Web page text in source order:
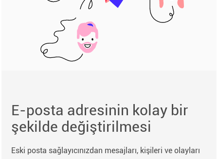
E-posta adresinin kolay bir
şekilde değiştirilmesi
Eski posta sağlayıcınızdan mesajları, kişileri ve olayları